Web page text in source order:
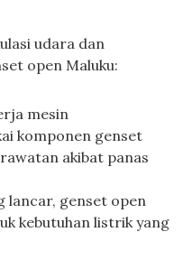
udara dan
open Maluku:
mesin
komponen genset
akibat panas
lancar, genset open
kebutuhan listrik yang